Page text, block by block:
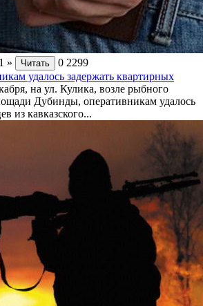
» Читать 0 2299
удалось задержать квартирных
на ул. Кулика, возле рыбного
Дубинды, оперативникам удалось
из кавказского...